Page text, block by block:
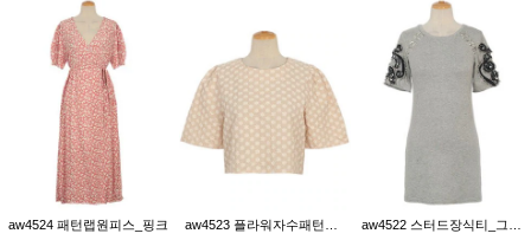
aw4524 패턴랩원피스_핑크